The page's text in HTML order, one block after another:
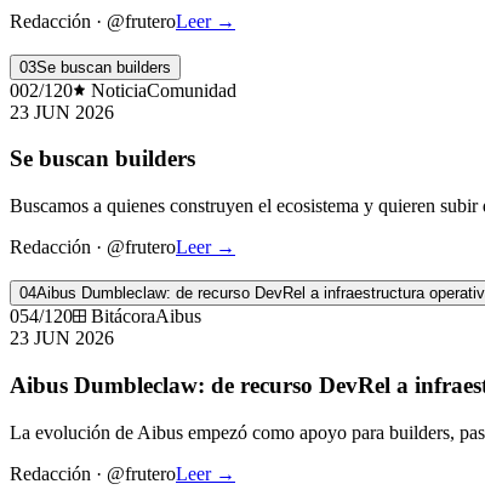
Redacción · @fruteroLeer→
03Se buscan builders
002/120 NoticiaComunidad
23 JUN 2026
Se buscan builders
Buscamos a quienes construyen el ecosistema y quieren
Redacción · @fruteroLeer→
04Aibus Dumbleclaw: de recurso DevRel a infraestructura
054/120 BitácoraAibus
23 JUN 2026
Aibus Dumbleclaw: de recurso DevRel a
La evolución de Aibus empezó como apoyo para builders,
Redacción · @fruteroLeer→